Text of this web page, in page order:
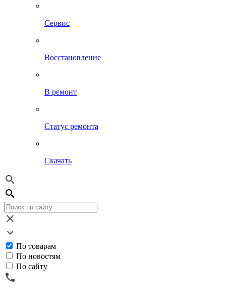
Сервис
Восстановление
В ремонт
Статус ремонта
Скачать
По товарам
По новостям
По сайту